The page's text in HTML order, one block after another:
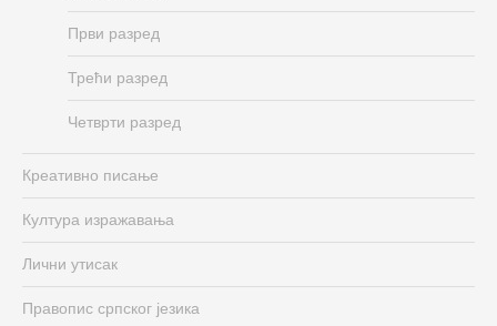
Први разред
Трећи разред
Четврти разред
Креативно писање
Култура изражавања
Лични утисак
Правопис српског језика